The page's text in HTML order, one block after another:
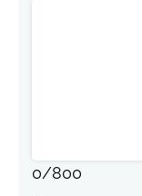
0/800